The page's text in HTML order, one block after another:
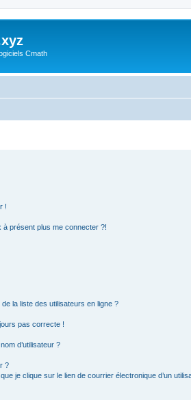
Cmath
!
à présent plus me connecter ?!
la liste des utilisateurs en ligne ?
pas correcte !
d’utilisateur ?
?
je clique sur le lien de courrier électronique d’un